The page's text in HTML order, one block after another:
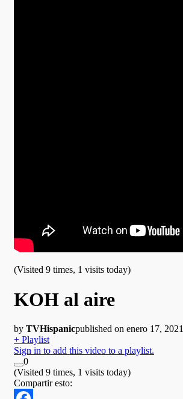
(Visited 9 times, 1 visits today)
KOH al aire
by TVHispanicpublished on enero 17, 2021
+ Playlist
Sign in to add this video to a playlist.
0
(Visited 9 times, 1 visits today)
Compartir esto: